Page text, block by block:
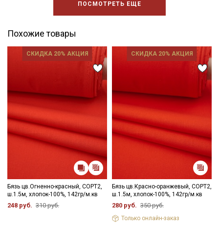
ПОСМОТРЕТЬ ЕЩЕ
Похожие товары
СКИДКА 20% АКЦИЯ
Бязь цв.Огненно-красный, СОРТ2,
ш.1.5м, хлопок-100%, 142гр/м.кв
248 руб. 310 руб.
СКИДКА 20% АКЦИЯ
Бязь цв.Красно-оранжевый, СОРТ2,
ш.1.5м, хлопок-100%, 142гр/м.кв
280 руб. 350 руб.
Только онлайн-заказ